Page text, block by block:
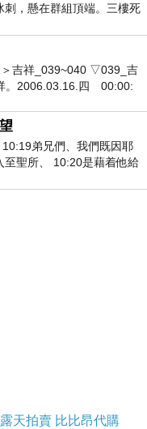
刺，懸在群組頂端。三樓死
人確實站在
吉祥_039~040 ▽039_吉
。2006.03.16.四 00:00:
弟兄們、我們既因耶
至聖所、 10:20是藉着他給
路從幔子經過
露天拍賣 比比昂代購